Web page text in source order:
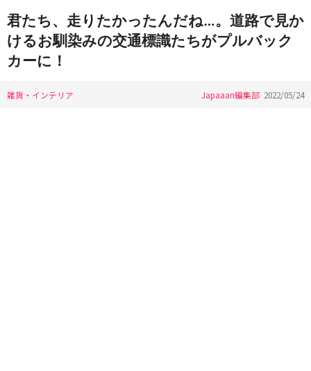
君たち、走りたかったんだね…。道路で見か
けるお馴染みの交通標識たちがプルバック
カーに！
雑貨・インテリア Japaaan編集部 2022/05/24